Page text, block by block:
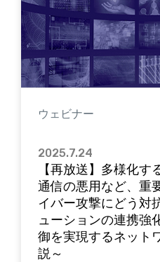
ウェビナー
2025.7.24
【再放送】多様化
通信の悪用など、重
イバー攻撃にどう対
ューションの連携強
御を実現するネット
説～